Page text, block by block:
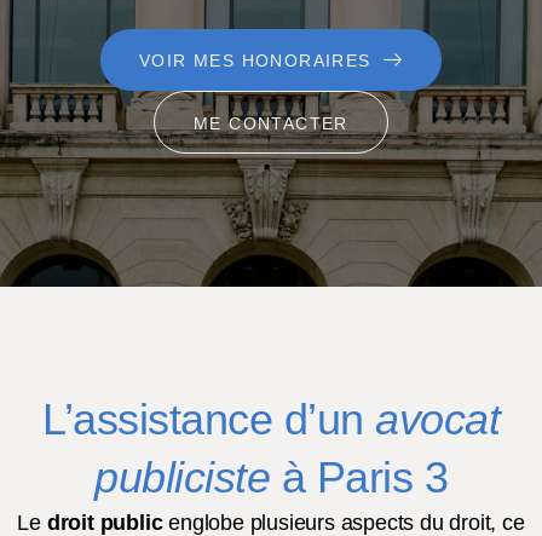
VOIR MES HONORAIRES
ME CONTACTER
L’assistance d’un avocat
publiciste à Paris 3
Le droit publicenglobe plusieurs aspects du droit, ce